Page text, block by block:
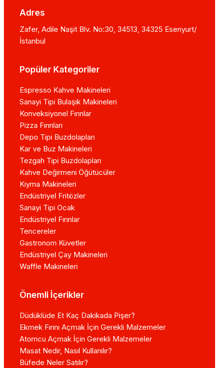
Adres
Zafer, Adile Naşit Blv. No:30, 34513, 34325 Esenyurt/
İstanbul
Popüler Kategoriler
Espresso Kahve Makineleri
Sanayi Tipi Bulaşık Makineleri
Konveksiyonel Fırınlar
Pizza Fırınları
Depo Tipi Buzdolapları
Kar ve Buz Makineleri
Tezgah Tipi Buzdolapları
Kahve Değirmeni Öğütücüler
Kıyma Makineleri
Endüstriyel Fritözler
Sanayi Tipi Ocak
Endüstriyel Fırınlar
Tencereler
Gastronom Küvetler
Endüstriyel Çay Makineleri
Waffle Makineleri
Önemli İçerikler
Düdüklüde Et Kaç Dakikada Pişer?
Ekmek Fırını Açmak İçin Gerekli Malzemeler
Atomcu Açmak İçin Gerekli Malzemeler
Masat Nedir, Nasıl Kullanılır?
Büfede Neler Satılır?